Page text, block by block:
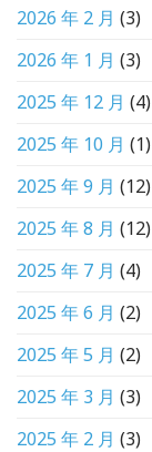
2026 年 2 月 (3)
2026 年 1 月 (3)
2025 年 12 月 (4)
2025 年 10 月 (1)
2025 年 9 月 (12)
2025 年 8 月 (12)
2025 年 7 月 (4)
2025 年 6 月 (2)
2025 年 5 月 (2)
2025 年 3 月 (3)
2025 年 2 月 (3)